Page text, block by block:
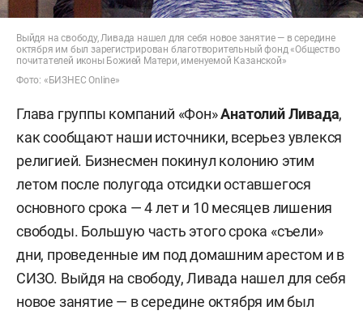
Выйдя на свободу, Ливада нашел для себя новое занятие — в середине
октября им был зарегистрирован благотворительный фонд «Общество
почитателей иконы Божией Матери, именуемой Казанской»
Фото: «БИЗНЕС Online»
Глава группы компаний «Фон»Анатолий Ливада,
как сообщают наши источники, всерьез увлекся
религией. Бизнесмен покинул колонию этим
летом после полугода отсидки оставшегося
основного срока — 4 лет и 10 месяцев лишения
свободы. Большую часть этого срока «съели»
дни, проведенные им под домашним арестом и в
СИЗО. Выйдя на свободу, Ливада нашел для себя
новое занятие — в середине октября им был